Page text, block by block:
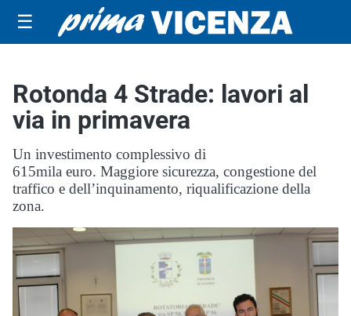
☰
Rotonda 4 Strade: lavori al
via in primavera
Un investimento complessivo di
615mila euro. Maggiore sicurezza, congestione del
traffico e dell’inquinamento, riqualificazione della
zona.